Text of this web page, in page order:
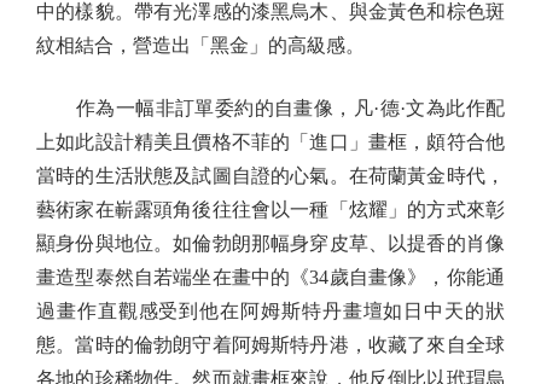
中的樣貌。帶有光澤感的漆黑烏木、與金黃色和棕色斑
紋相結合，營造出「黑金」的高級感。
作為一幅非訂單委約的自畫像，凡·德·文為此作配
上如此設計精美且價格不菲的「進口」畫框，頗符合他
當時的生活狀態及試圖自證的心氣。在荷蘭黃金時代，
藝術家在嶄露頭角後往往會以一種「炫耀」的方式來彰
顯身份與地位。如倫勃朗那幅身穿皮草、以提香的肖像
畫造型泰然自若端坐在畫中的《34歲自畫像》，你能通
過畫作直觀感受到他在阿姆斯特丹畫壇如日中天的狀
態。當時的倫勃朗守着阿姆斯特丹港，收藏了來自全球
各地的珍稀物件。然而就畫框來說，他反倒比以玳瑁烏